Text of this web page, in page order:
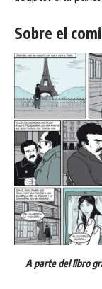
Sobre el
A parte del libro